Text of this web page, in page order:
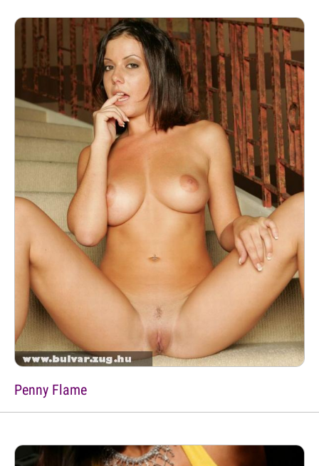
Penny Flame